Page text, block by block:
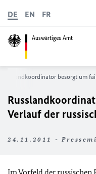
Auswärtiges Amt
DE EN FR
Russlandkoordinator besorgt um
Verlauf der
24.11.2011 -